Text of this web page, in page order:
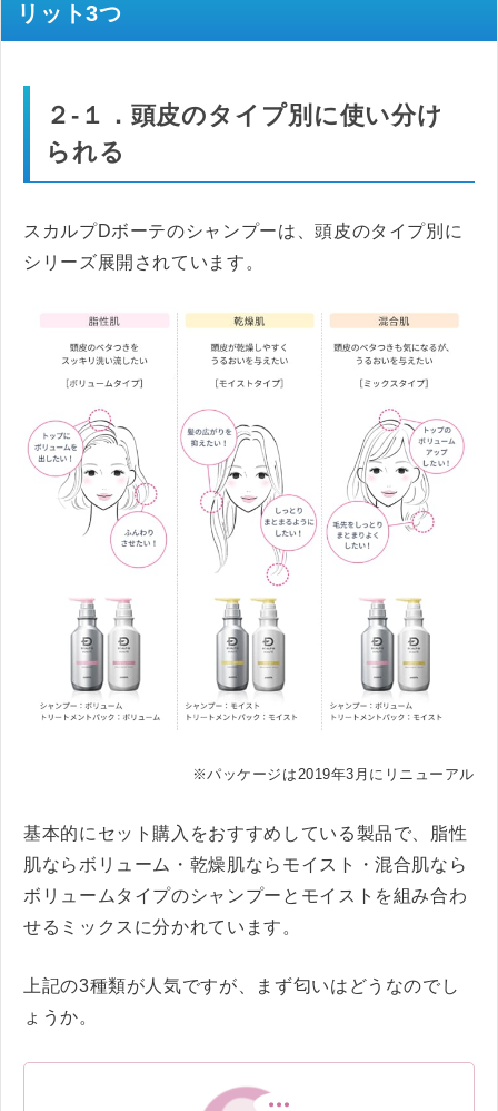
リット3つ
２-１．頭皮のタイプ別に使い分け
られる
スカルプDボーテのシャンプーは、頭皮のタイプ別に
シリーズ展開されています。
※パッケージは2019年3月にリニューアル
基本的にセット購入をおすすめしている製品で、脂性
肌ならボリューム・乾燥肌ならモイスト・混合肌なら
ボリュームタイプのシャンプーとモイストを組み合わ
せるミックスに分かれています。
上記の3種類が人気ですが、まず匂いはどうなのでし
ょうか。